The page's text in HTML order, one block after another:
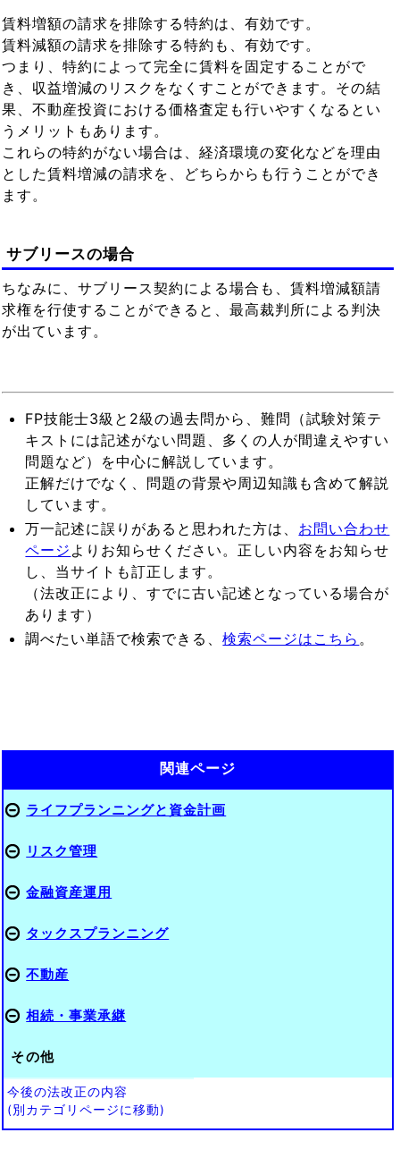
賃料増額の請求を排除する特約は、有効です。
賃料減額の請求を排除する特約も、有効です。
つまり、特約によって完全に賃料を固定することがで
き、収益増減のリスクをなくすことができます。その結
果、不動産投資における価格査定も行いやすくなるとい
うメリットもあります。
これらの特約がない場合は、経済環境の変化などを理由
とした賃料増減の請求を、どちらからも行うことができ
ます。
サブリースの場合
ちなみに、サブリース契約による場合も、賃料増減額請
求権を行使することができると、最高裁判所による判決
が出ています。
FP技能士3級と2級の過去問から、難問（試験対策テ
キストには記述がない問題、多くの人が間違えやすい
問題など）を中心に解説しています。
正解だけでなく、問題の背景や周辺知識も含めて解説
しています。
万一記述に誤りがあると思われた方は、 お問い合わせ
ページ よりお知らせください。正しい内容をお知らせ
し、当サイトも訂正します。
（法改正により、すでに古い記述となっている場合が
あります）
調べたい単語で検索できる、検索ページはこちら 。
関連ページ
ライフプランニングと資金計画
リスク管理
金融資産運用
タックスプランニング
不動産
相続・事業承継
その他
今後の法改正の内容
(別カテゴリページに移動)